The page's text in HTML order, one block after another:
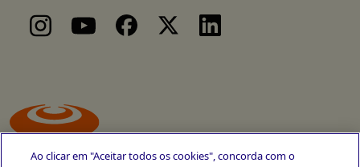
Ao clicar em "Aceitar todos os cookies", concorda com o